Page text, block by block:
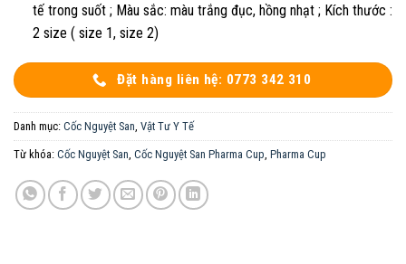
tế trong suốt ; Màu sắc: màu trắng đục, hồng nhạt ; Kích thước :
2 size ( size 1, size 2)
Đặt hàng liên hệ: 0773 342 310
Danh mục: Cốc Nguyệt San Vật Tư Y Tế
Từ khóa: Cốc Nguyệt San Cốc Nguyệt San Pharma Cup Pharma Cup